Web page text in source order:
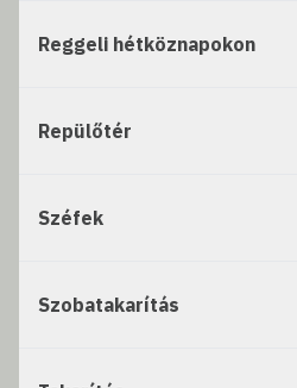
Reggeli hétköznapokon
Repülőtér
Széfek
Szobatakarítás